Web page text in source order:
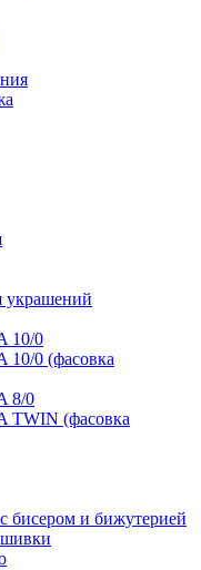
украшений
10/0
10/0 (фасовка
8/0
TWIN (фасовка
бисером и бижутерией